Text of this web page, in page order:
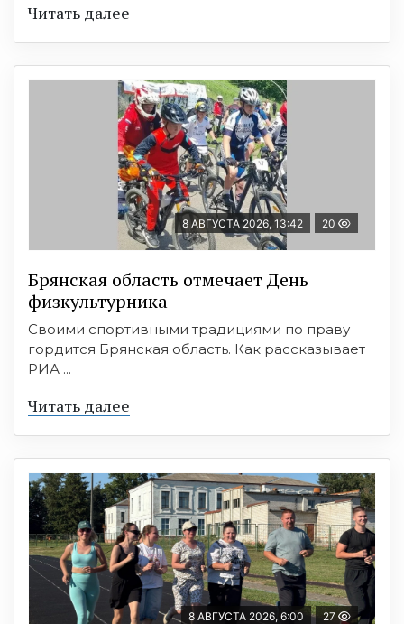
Читать далее
8 АВГУСТА 2026, 13:42 20
Брянская область отмечает День
физкультурника
Своими спортивными традициями по праву
гордится Брянская область. Как рассказывает
РИА ...
Читать далее
8 АВГУСТА 2026, 6:00 27